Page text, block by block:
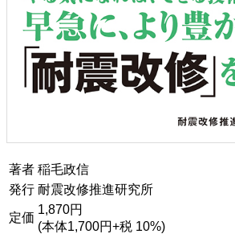
著者 稲毛政信
発行 耐震改修推進研究所
定価
1,870円
(本体1,700円+税 10%)